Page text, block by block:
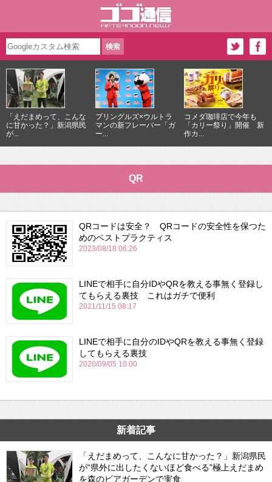
「えだまめって、こんな
に甘かった？」新潟県民
が...
プリングルズ×ウルトラ
マンの新フレーバー「ガ
ー...
コメダ珈琲店で今年も
「カリー祭り」開催 新
作カ...
QR
QRコードは安全？ QRコードの安全性を保つた
めのベストプラクティス
2023/08/18 06:26
LINEで相手に自分IDやQRを教える事無く登録し
てもらえる裏技 これはガチで便利
2021/11/15 08:17
LINEで相手に自分のIDやQRを教える事無く登録
してもらえる裏技
2020/09/05 10:00
新着記事
「えだまめって、こんなに甘かった？」新潟県民
が“県外に出したくないほど食べる”極上えだまめ
を森のビアガーデンで実食